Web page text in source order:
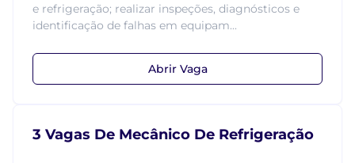
e refrigeração; realizar inspeções, diagnósticos e
identificação de falhas em equipam...
Abrir Vaga
3 Vagas De Mecânico De Refrigeração